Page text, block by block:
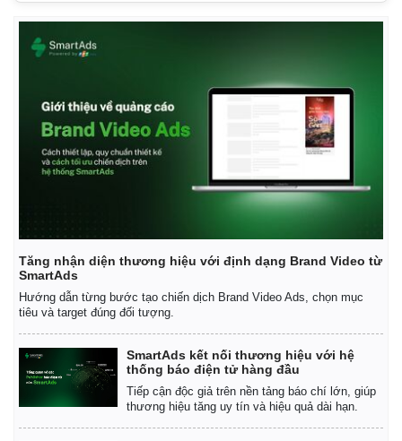
Quan sát
Cuộc sống đó đây
Hồ sơ
Video
E-Magazine
Tăng nhận diện thương hiệu với định dạng Brand Video từ
SmartAds
Hướng dẫn từng bước tạo chiến dịch Brand Video Ads, chọn mục
tiêu và target đúng đối tượng.
SmartAds kết nối thương hiệu với hệ
thống báo điện tử hàng đầu
Tiếp cận độc giả trên nền tảng báo chí lớn, giúp
thương hiệu tăng uy tín và hiệu quả dài hạn.